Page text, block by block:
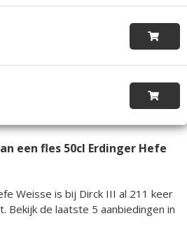
een fles 50cl Erdinger Hefe
Weisse is bij Dirck III al 211 keer
Bekijk de laatste 5 aanbiedingen in